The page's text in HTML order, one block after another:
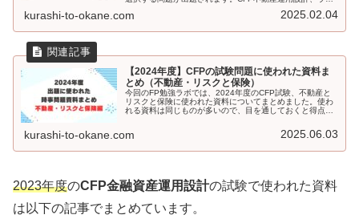
保険の過去4回の試験で出題されたデータをまとめていま
がでしょうか。
kurashi-to-okane.com 2025.02.04
【2024年度】CFPの試験問題に使われた資料ま
とめ（不動産・リスクと保険）
今回のFP勉強ラボでは、2024年度のCFP試験、不動産と
リスクと保険に使われた資料についてまとめました。使わ
れる資料は同じものが多いので、目を通しておくと得点ア
kurashi-to-okane.com 2025.06.03
2023年度のCFP金融資産運用設計の試験で使われた資料
は以下の記事でまとめています。